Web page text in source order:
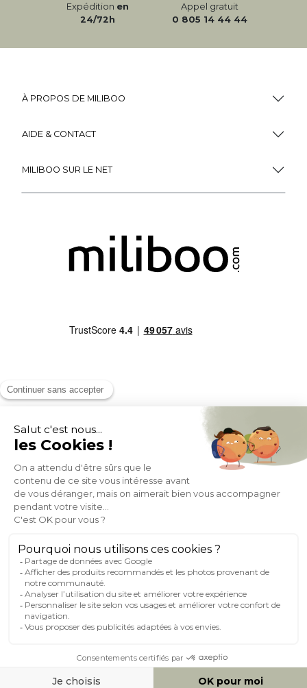
Expédition en
24/72h
Appel gratuit
0 805 14 44 44
À PROPOS DE MILIBOO
AIDE & CONTACT
MILIBOO SUR LE NET
MOYENS DE PAIEMENT
FRANCE
© 2007-2026 Miliboo
Tous droits réservés